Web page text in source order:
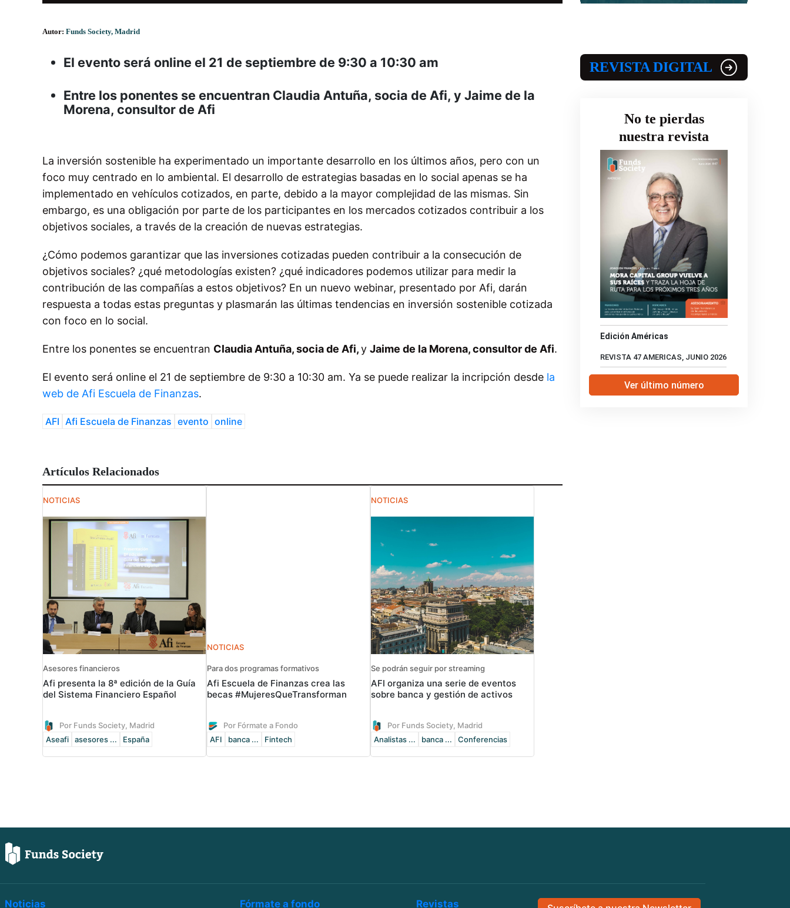
Autor: Funds Society, Madrid
El evento será online el 21 de septiembre de 9:30 a 10:30 am
Entre los ponentes se encuentran Claudia Antuña, socia de Afi, y Jaime de la
Morena, consultor de Afi
La inversión sostenible ha experimentado un importante desarrollo en los últimos años, pero con un
foco muy centrado en lo ambiental. El desarrollo de estrategias basadas en lo social apenas se ha
implementado en vehículos cotizados, en parte, debido a la mayor complejidad de las mismas. Sin
embargo, es una obligación por parte de los participantes en los mercados cotizados contribuir a los
objetivos sociales, a través de la creación de nuevas estrategias.
¿Cómo podemos garantizar que las inversiones cotizadas pueden contribuir a la consecución de
objetivos sociales? ¿qué metodologías existen? ¿qué indicadores podemos utilizar para medir la
contribución de las compañías a estos objetivos? En un nuevo webinar, presentado por Afi, darán
respuesta a todas estas preguntas y plasmarán las últimas tendencias en inversión sostenible cotizada
con foco en lo social.
Entre los ponentes se encuentran Claudia Antuña, socia de Afi,y Jaime de la Morena, consultor de Afi.
El evento será online el 21 de septiembre de 9:30 a 10:30 am. Ya se puede realizar la incripción desde la
web de Afi Escuela de Finanzas.
AFI Afi Escuela de Finanzas evento online
Artículos Relacionados
NOTICIAS
Asesores financieros
Afi presenta la 8ª edición de la Guía
del Sistema Financiero Español
Por Funds Society, Madrid
Aseafi
asesores ... España
NOTICIAS
Para dos programas formativos
Afi Escuela de Finanzas crea las
becas #MujeresQueTransforman
Por Fórmate a Fondo
AFI
banca ... Fintech
NOTICIAS
Se podrán seguir por streaming
AFI organiza una serie de eventos
sobre banca y gestión de activos
Por Funds Society, Madrid
Analistas ...
banca ... Conferencias
REVISTA DIGITAL
No te pierdas
nuestra revista
Edición Américas
REVISTA 47 AMERICAS, JUNIO 2026
Ver último número
Noticias Fórmate a fondo Revistas